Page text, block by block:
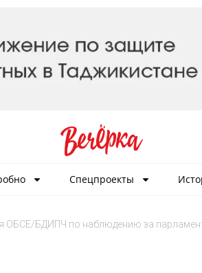
Спецпроекты
ОБСЕ/БДИПЧ по наблюдению за